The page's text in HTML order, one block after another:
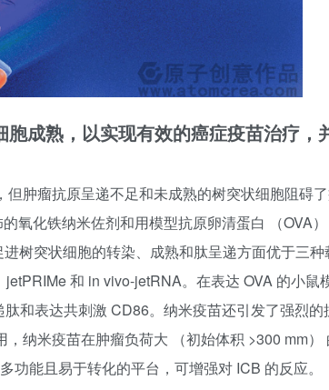
成熟，以实现有效的癌症疫苗治疗，
肿瘤抗原呈递不足和未成熟的树突状细胞阻碍
氧化铁纳米佐剂和用模型抗原卵清蛋白 （OVA
树突状细胞的转染、成熟和肽呈递方面优于三种
和 in vivo-jetRNA。在表达 OVA 的小鼠
和表达共刺激 CD86。纳米疫苗还引发了强烈的
纳米疫苗在肿瘤负荷大 （初始体积 >300 mm）
能且易于转化的平台，可增强对 ICB 的反应。